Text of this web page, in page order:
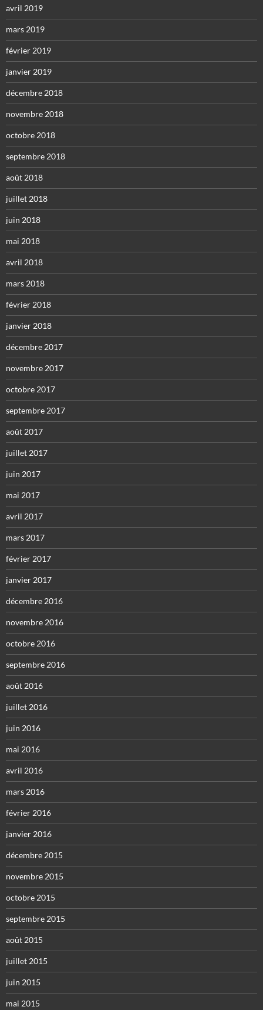
avril 2019
mars 2019
février 2019
janvier 2019
décembre 2018
novembre 2018
octobre 2018
septembre 2018
août 2018
juillet 2018
juin 2018
mai 2018
avril 2018
mars 2018
février 2018
janvier 2018
décembre 2017
novembre 2017
octobre 2017
septembre 2017
août 2017
juillet 2017
juin 2017
mai 2017
avril 2017
mars 2017
février 2017
janvier 2017
décembre 2016
novembre 2016
octobre 2016
septembre 2016
août 2016
juillet 2016
juin 2016
mai 2016
avril 2016
mars 2016
février 2016
janvier 2016
décembre 2015
novembre 2015
octobre 2015
septembre 2015
août 2015
juillet 2015
juin 2015
mai 2015